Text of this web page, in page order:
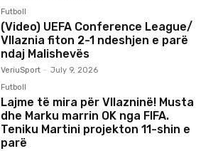
Futboll
(Video) UEFA Conference League/
Vllaznia fiton 2-1 ndeshjen e parë
ndaj Malishevës
VeriuSport - July 9, 2026
Futboll
Lajme të mira për Vllazninë! Musta
dhe Marku marrin OK nga FIFA.
Teniku Martini projekton 11-shin e
parë